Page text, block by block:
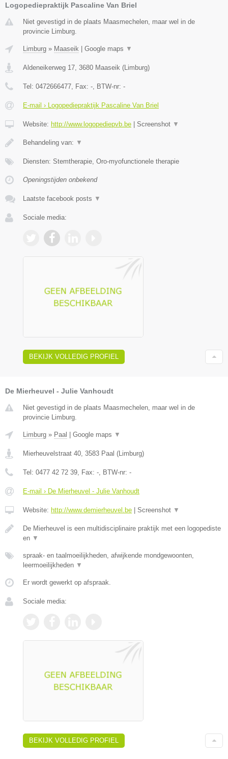
Logopediepraktijk Pascaline Van Briel
Niet gevestigd in de plaats Maasmechelen, maar wel in de
provincie Limburg.
Limburg » Maaseik Google maps ▼
Aldeneikerweg 17, 3680 Maaseik (Limburg)
Tel: 0472666477, Fax: -, BTW-nr: -
E-mail › Logopediepraktijk Pascaline Van Briel
Website: http://www.logopediepvb.be Screenshot ▼
Behandeling van: ▼
Diensten: Stemtherapie, Oro-myofunctionele therapie
Openingstijden onbekend
Laatste facebook posts ▼
Sociale media:
BEKIJK VOLLEDIG PROFIEL
De Mierheuvel - Julie Vanhoudt
Niet gevestigd in de plaats Maasmechelen, maar wel in de
provincie Limburg.
Limburg » Paal Google maps ▼
Mierheuvelstraat 40 3583 Paal ( Limburg)
Tel: 0477 42 72 39 , Fax: - , BTW-nr: -
E-mail › De Mierheuvel - Julie Vanhoudt
Website: http://www.demierheuvel.be Screenshot ▼
De Mierheuvel is een multidisciplinaire praktijk met een logopediste
en ▼
spraak- en taalmoeilijkheden, afwijkende mondgewoonten,
leermoeilijkheden ▼
Er wordt gewerkt op afspraak.
Sociale media:
BEKIJK VOLLEDIG PROFIEL